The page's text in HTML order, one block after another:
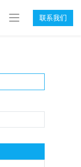
联系我们